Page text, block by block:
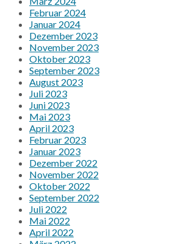
Februar 2024
Januar 2024
Dezember 2023
November 2023
Oktober 2023
September 2023
August 2023
Juli 2023
Juni 2023
Mai 2023
April 2023
Februar 2023
Januar 2023
Dezember 2022
November 2022
Oktober 2022
September 2022
Juli 2022
Mai 2022
April 2022